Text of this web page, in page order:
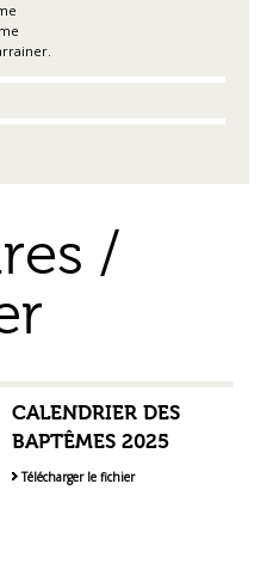
/
CALENDRIER DES
BAPTÊMES 2025
Télécharger le fichier